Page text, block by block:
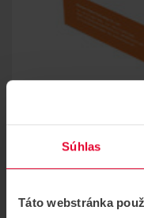
Súhlas
Táto webstránka